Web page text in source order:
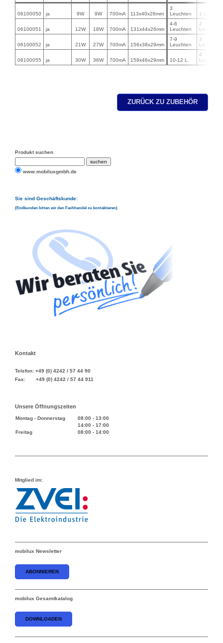
06100050 ja 9W 9W 700mA 113x40x26mm
3
Leuchten
1 Leuchte
06100051 ja 12W 18W 700mA 131x44x26mm
4-6
Leuchten
2
Leuchten
06100052 ja 21W 27W 700mA 156x38x29mm
7-9
Leuchten
3
Leuchten
06100055 ja 30W 36W 700mA 159x46x29mm 10-12 L.
4
Leuchten
ZURÜCK ZU ZUBEHÖR
Produkt suchen
www.mobiluxgmbh.de
Sie sind Geschäftskunde:
(Endkunden bitten wir den Fachhandel zu kontaktieren)
Kontakt
Telefon: +49 (0) 4242 / 57 44 90
Fax: +49 (0) 4242 / 57 44 911
Unsere Öffnungszeiten
Montag - Donnerstag 08:00 - 13:00
14:00 - 17:00
Freitag
08:00 - 14:00
Mitglied im:
mobilux Newsletter
ABONNIEREN
mobilux Gesamtkatalog
DOWNLOADEN